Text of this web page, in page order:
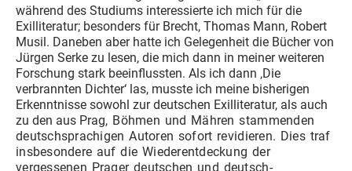
während des Studiums interessierte ich mich für die
Exilliteratur; besonders für Brecht, Thomas Mann, Robert
Musil. Daneben aber hatte ich Gelegenheit die Bücher von
Jürgen Serke zu lesen, die mich dann in meiner weiteren
Forschung stark beeinflussten. Als ich dann ‚Die
verbrannten Dichter‘ las, musste ich meine bisherigen
Erkenntnisse sowohl zur deutschen Exilliteratur, als auch
zu den aus Prag, Böhmen und Mähren stammenden
deutschsprachigen Autoren sofort revidieren. Dies traf
insbesondere auf die Wiederentdeckung der
vergessenen Prager deutschen und deutsch-